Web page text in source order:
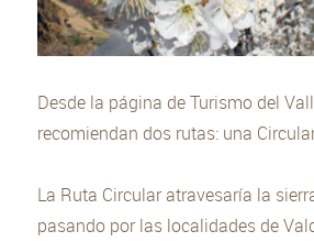
Desde la página de Turismo del
recomiendan dos rutas: una
La Ruta Circular atravesaría la
pasando por las localidades de